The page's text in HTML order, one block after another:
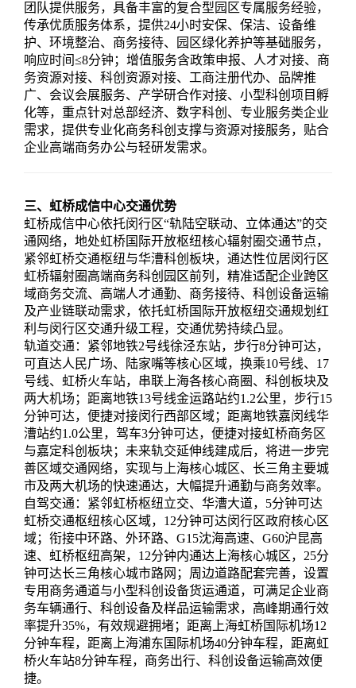
团队提供服务，具备丰富的复合型园区专属服务经验，
传承优质服务体系，提供24小时安保、保洁、设备维
护、环境整治、商务接待、园区绿化养护等基础服务，
响应时间≤8分钟；增值服务含政策申报、人才对接、商
务资源对接、科创资源对接、工商注册代办、品牌推
广、会议会展服务、产学研合作对接、小型科创项目孵
化等，重点针对总部经济、数字科创、专业服务类企业
需求，提供专业化商务科创支撑与资源对接服务，贴合
企业高端商务办公与轻研发需求。
三、虹桥成信中心交通优势
虹桥成信中心依托闵行区“轨陆空联动、立体通达”的交
通网络，地处虹桥国际开放枢纽核心辐射圈交通节点，
紧邻虹桥交通枢纽与华漕科创板块，通达性位居闵行区
虹桥辐射圈高端商务科创园区前列，精准适配企业跨区
域商务交流、高端人才通勤、商务接待、科创设备运输
及产业链联动需求，依托虹桥国际开放枢纽交通规划红
利与闵行区交通升级工程，交通优势持续凸显。
轨道交通：紧邻地铁2号线徐泾东站，步行8分钟可达，
可直达人民广场、陆家嘴等核心区域，换乘10号线、17
号线、虹桥火车站，串联上海各核心商圈、科创板块及
两大机场；距离地铁13号线金运路站约1.2公里，步行15
分钟可达，便捷对接闵行西部区域；距离地铁嘉闵线华
漕站约1.0公里，驾车3分钟可达，便捷对接虹桥商务区
与嘉定科创板块；未来轨交延伸线建成后，将进一步完
善区域交通网络，实现与上海核心城区、长三角主要城
市及两大机场的快速通达，大幅提升通勤与商务效率。
自驾交通：紧邻虹桥枢纽立交、华漕大道，5分钟可达
虹桥交通枢纽核心区域，12分钟可达闵行区政府核心区
域；衔接中环路、外环路、G15沈海高速、G60沪昆高
速、虹桥枢纽高架，12分钟内通达上海核心城区，25分
钟可达长三角核心城市路网；周边道路配套完善，设置
专用商务通道与小型科创设备货运通道，可满足企业商
务车辆通行、科创设备及样品运输需求，高峰期通行效
率提升35%，有效规避拥堵；距离上海虹桥国际机场12
分钟车程，距离上海浦东国际机场40分钟车程，距离虹
桥火车站8分钟车程，商务出行、科创设备运输高效便
捷。